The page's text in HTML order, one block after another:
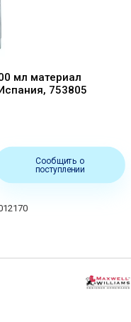
мл материал
753805
Сообщить о
поступлении